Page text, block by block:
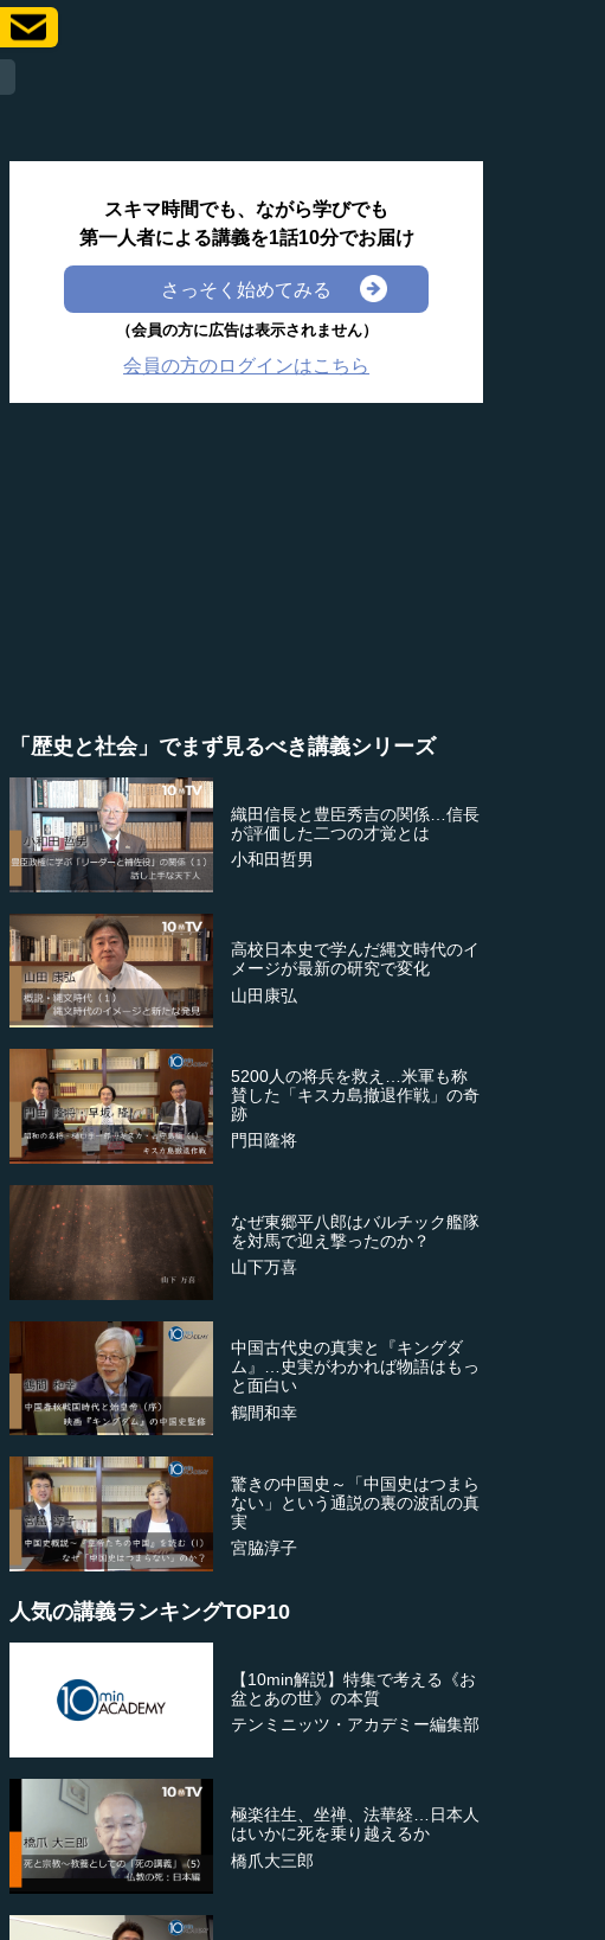
スキマ時間でも、ながら学びでも
第一人者による講義を1話10分でお届け
さっそく始めてみる
（会員の方に広告は表示されません）
会員の方のログインはこちら
「歴史と社会」でまず見るべき講義シリーズ
織田信長と豊臣秀吉の関係…信長
が評価した二つの才覚とは
小和田哲男
高校日本史で学んだ縄文時代のイ
メージが最新の研究で変化
山田康弘
5200人の将兵を救え…米軍も称
賛した「キスカ島撤退作戦」の奇
跡
門田隆将
なぜ東郷平八郎はバルチック艦隊
を対馬で迎え撃ったのか？
山下万喜
中国古代史の真実と『キングダ
ム』…史実がわかれば物語はもっ
と面白い
鶴間和幸
驚きの中国史～「中国史はつまら
ない」という通説の裏の波乱の真
実
宮脇淳子
人気の講義ランキングTOP10
【10min解説】特集で考える《お
盆とあの世》の本質
テンミニッツ・アカデミー編集部
極楽往生、坐禅、法華経…日本人
はいかに死を乗り越えるか
橋爪大三郎